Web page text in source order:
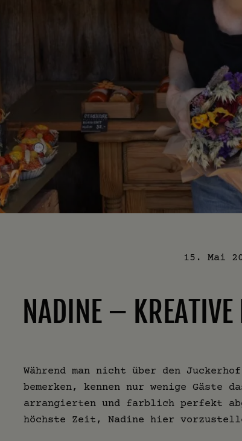
15. Mai
NADINE –
Während man nicht über den
bemerken, kennen nur wenige
arrangierten und farblich perfekt
höchste Zeit, Nadine hier